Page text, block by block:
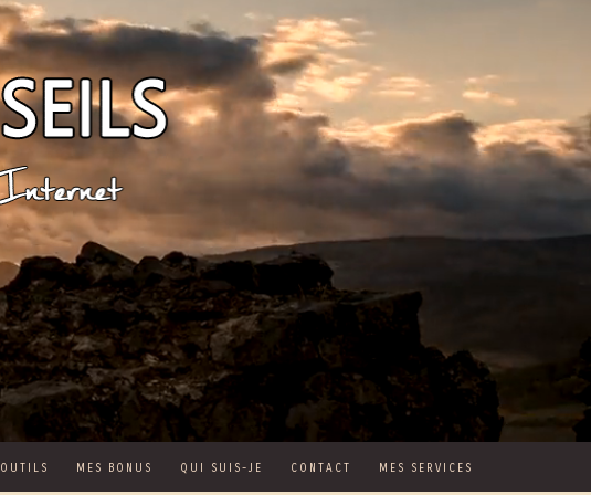
OUTILS MES BONUS QUI SUIS-JE CONTACT MES SERVICES